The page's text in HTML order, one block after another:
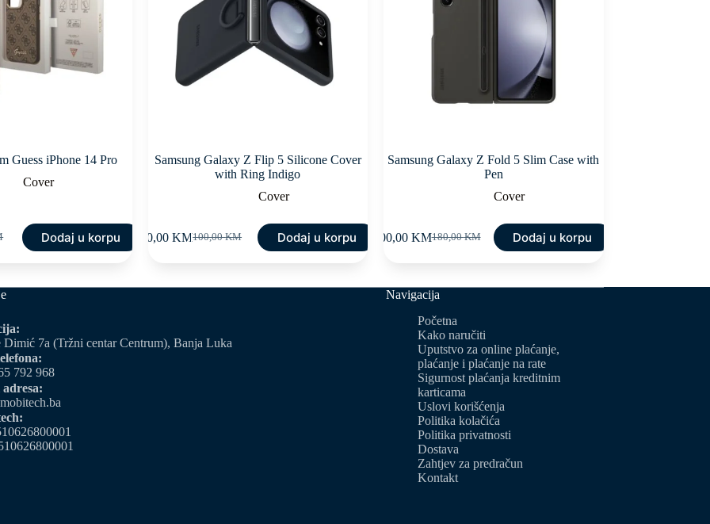
Guess iPhone 14 Pro
Cover
Dodaj u korpu
Samsung Galaxy Z Flip 5 Silicone Cover
with Ring Indigo
Cover
100,00KM
Original
100,00 KM.
50,00KMCurrent
50,00 KM.
Dodaj u korpu
Samsung Galaxy Z Fold 5 Slim Case with
Pen
Cover
180,00KM
Original
180,00 KM.
100,00 KMCurrent
100,00 KM.
Dodaj u korpu
Dimić 7a (Tržni centar Centrum), Banja Luka
792 968
Navigacija
Početna
Kako naručiti
Uputstvo za online plaćanje,
plaćanje i plaćanje na rate
Sigurnost plaćanja kreditnim
karticama
Uslovi korišćenja
Politika kolačića
Politika privatnosti
Dostava
Zahtjev za predračun
Kontakt